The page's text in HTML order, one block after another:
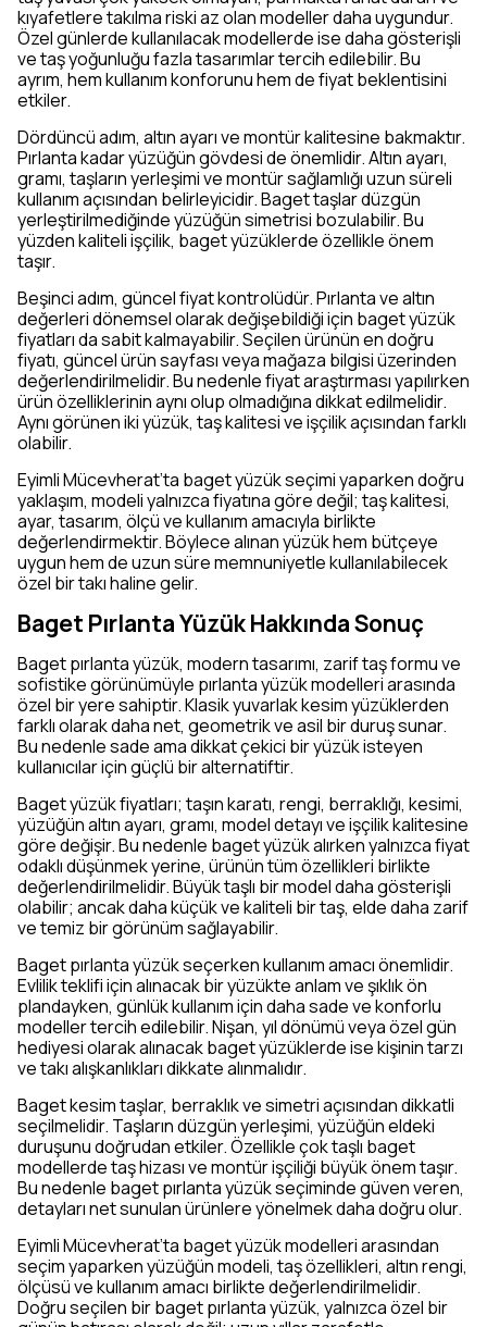
kıyafetlere takılma riski az olan modeller daha uygundur.
Özel günlerde kullanılacak modellerde ise daha gösterişli
ve taş yoğunluğu fazla tasarımlar tercih edilebilir. Bu
ayrım, hem kullanım konforunu hem de fiyat beklentisini
etkiler.
Dördüncü adım, altın ayarı ve montür kalitesine bakmaktır.
Pırlanta kadar yüzüğün gövdesi de önemlidir. Altın ayarı,
gramı, taşların yerleşimi ve montür sağlamlığı uzun süreli
kullanım açısından belirleyicidir. Baget taşlar düzgün
yerleştirilmediğinde yüzüğün simetrisi bozulabilir. Bu
yüzden kaliteli işçilik, baget yüzüklerde özellikle önem
taşır.
Beşinci adım, güncel fiyat kontrolüdür. Pırlanta ve altın
değerleri dönemsel olarak değişebildiği için baget yüzük
fiyatları da sabit kalmayabilir. Seçilen ürünün en doğru
fiyatı, güncel ürün sayfası veya mağaza bilgisi üzerinden
değerlendirilmelidir. Bu nedenle fiyat araştırması yapılırken
ürün özelliklerinin aynı olup olmadığına dikkat edilmelidir.
Aynı görünen iki yüzük, taş kalitesi ve işçilik açısından farklı
olabilir.
Eyimli Mücevherat’ta baget yüzük seçimi yaparken doğru
yaklaşım, modeli yalnızca fiyatına göre değil; taş kalitesi,
ayar, tasarım, ölçü ve kullanım amacıyla birlikte
değerlendirmektir. Böylece alınan yüzük hem bütçeye
uygun hem de uzun süre memnuniyetle kullanılabilecek
özel bir takı haline gelir.
Baget Pırlanta Yüzük Hakkında Sonuç
Baget pırlanta yüzük, modern tasarımı, zarif taş formu ve
sofistike görünümüyle pırlanta yüzük modelleri arasında
özel bir yere sahiptir. Klasik yuvarlak kesim yüzüklerden
farklı olarak daha net, geometrik ve asil bir duruş sunar.
Bu nedenle sade ama dikkat çekici bir yüzük isteyen
kullanıcılar için güçlü bir alternatiftir.
Baget yüzük fiyatları; taşın karatı, rengi, berraklığı, kesimi,
yüzüğün altın ayarı, gramı, model detayı ve işçilik kalitesine
göre değişir. Bu nedenle baget yüzük alırken yalnızca fiyat
odaklı düşünmek yerine, ürünün tüm özellikleri birlikte
değerlendirilmelidir. Büyük taşlı bir model daha gösterişli
olabilir; ancak daha küçük ve kaliteli bir taş, elde daha zarif
ve temiz bir görünüm sağlayabilir.
Baget pırlanta yüzük seçerken kullanım amacı önemlidir.
Evlilik teklifi için alınacak bir yüzükte anlam ve şıklık ön
plandayken, günlük kullanım için daha sade ve konforlu
modeller tercih edilebilir. Nişan, yıl dönümü veya özel gün
hediyesi olarak alınacak baget yüzüklerde ise kişinin tarzı
ve takı alışkanlıkları dikkate alınmalıdır.
Baget kesim taşlar, berraklık ve simetri açısından dikkatli
seçilmelidir. Taşların düzgün yerleşimi, yüzüğün eldeki
duruşunu doğrudan etkiler. Özellikle çok taşlı baget
modellerde taş hizası ve montür işçiliği büyük önem taşır.
Bu nedenle baget pırlanta yüzük seçiminde güven veren,
detayları net sunulan ürünlere yönelmek daha doğru olur.
Eyimli Mücevherat’ta baget yüzük modelleri arasından
seçim yaparken yüzüğün modeli, taş özellikleri, altın rengi,
ölçüsü ve kullanım amacı birlikte değerlendirilmelidir.
Doğru seçilen bir baget pırlanta yüzük, yalnızca özel bir